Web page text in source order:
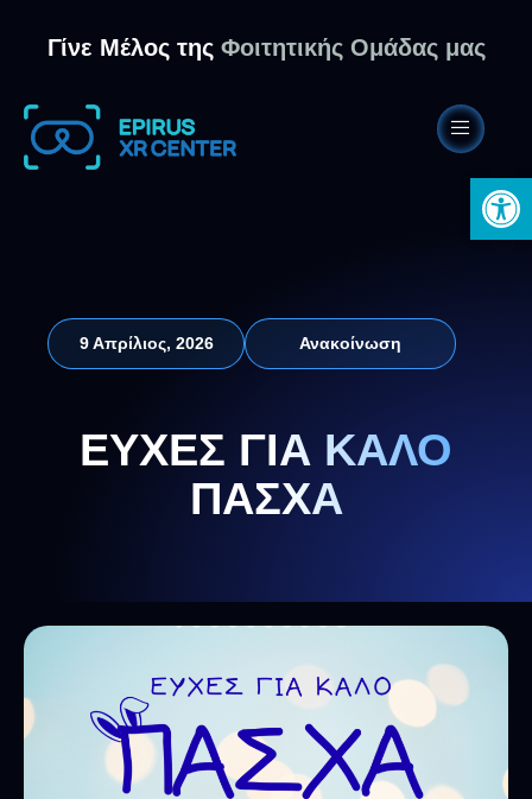
Γίνε Μέλος της Φοιτητικής Ομάδας μας
9 Απρίλιος, 2026 Ανακοίνωση
ΕΥΧΕΣ ΓΙΑ ΚΑΛΟ
ΠΑΣΧΑ